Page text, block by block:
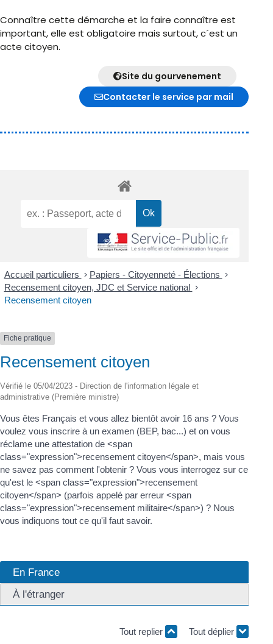
Connaître cette démarche et la faire connaître est
important, elle est obligatoire mais surtout, c´est un
acte citoyen.
Site du gourvenement
Contacter le service par mail
Accueil particuliers > Papiers - Citoyenneté - Élections >
Recensement citoyen, JDC et Service national >
Recensement citoyen
Fiche pratique
Recensement citoyen
Vérifié le 05/04/2023 - Direction de l'information légale et
administrative (Première ministre)
Vous êtes Français et vous allez bientôt avoir 16 ans ? Vous
voulez vous inscrire à un examen (BEP, bac...) et on vous
réclame une attestation de <span
class="expression">recensement citoyen</span>, mais vous
ne savez pas comment l'obtenir ? Vous vous interrogez sur ce
qu'est le <span class="expression">recensement
citoyen</span> (parfois appelé par erreur <span
class="expression">recensement militaire</span>) ? Nous
vous indiquons tout ce qu'il faut savoir.
En France
À l'étranger
Tout replier Tout déplier